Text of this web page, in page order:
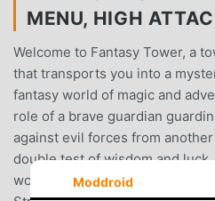
MENU, HIGH
Welcome to Fantasy Tower, a
that transports you into a
fantasy world of magic and
role of a brave guardian
against evil forces from
double test of wisdom and
world full of unknown and
Moddroid